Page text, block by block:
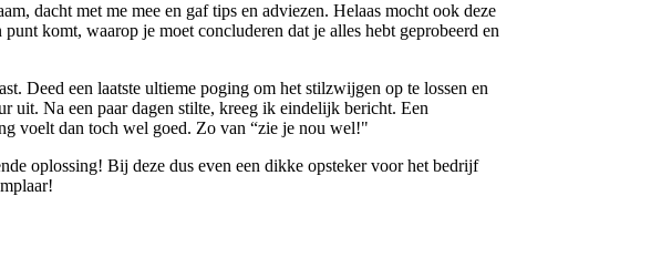
dacht met me mee en gaf tips en adviezen. Helaas mocht ook deze
komt, waarop je moet concluderen dat je alles hebt geprobeerd en
Deed een laatste ultieme poging om het stilzwijgen op te lossen en
uit. Na een paar dagen stilte, kreeg ik eindelijk bericht. Een
voelt dan toch wel goed. Zo van “zie je nou wel!"
oplossing! Bij deze dus even een dikke opsteker voor het bedrijf